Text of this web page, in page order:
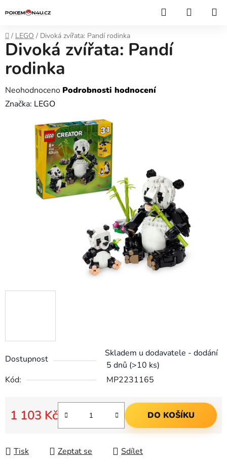
na
Hledat
Domů
/ LEGO / Divoká zvířata: Pandí rodinka
Dostupnost
Skladem u dodavatele - dodání
5 dnů (>10 ks)
Kód:
MP2231165
1 103 Kč DO KOŠÍKU
Tisk Zeptat se Sdílet
Divoká zvířata: Pandí
rodinka
Průměrné
hodnocení
hvězdiček.
Neohodnoceno Podrobnosti hodnocení
Značka: LEGO